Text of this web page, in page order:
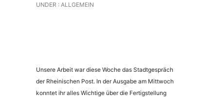
UNDER : ALLGEMEIN
Unsere Arbeit war diese Woche das Stadtgespräch
der Rheinischen Post. In der Ausgabe am Mittwoch
konntet ihr alles Wichtige über die Fertigstellung